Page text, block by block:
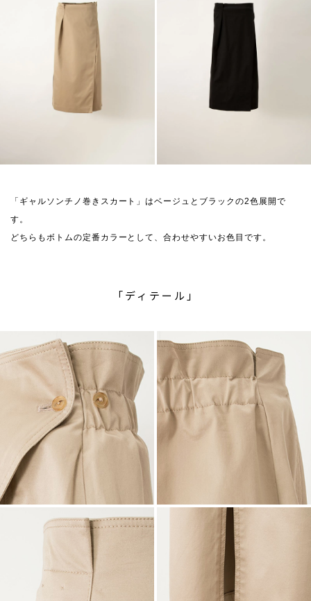
「ギャルソンチノ巻きスカート」はベージュとブラックの2色展開で
す。
どちらもボトムの定番カラーとして、合わせやすいお色目です。
「ディテール」